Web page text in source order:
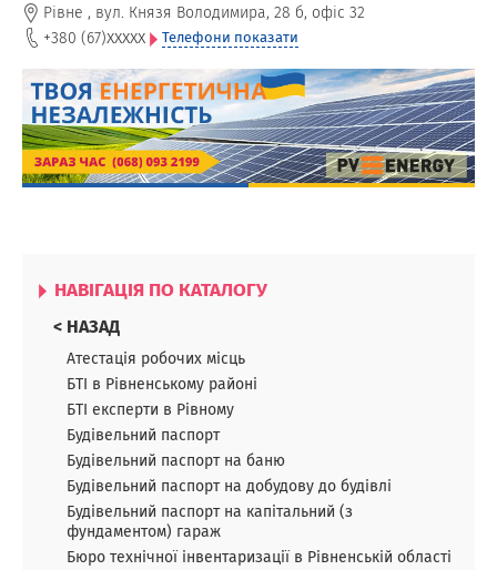
Рівне , вул. Князя Володимира, 28 б, офіс 32
+380 (67)xxxxx Телефони показати
НАВІГАЦІЯ ПО КАТАЛОГУ
< НАЗАД
Атестація робочих місць
БТІ в Рівненському районі
БТІ експерти в Рівному
Будівельний паспорт
Будівельний паспорт на баню
Будівельний паспорт на добудову до будівлі
Будівельний паспорт на капітальний (з
фундаментом) гараж
Бюро технічної інвентаризації в Рівненській області